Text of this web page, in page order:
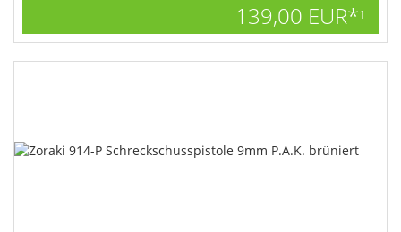
139,00 EUR*1